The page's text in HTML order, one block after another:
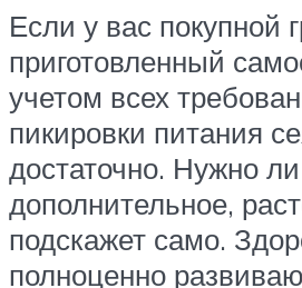
Если у вас покупной
приготовленный
учетом всех
пикировки питания
достаточно. Нужно ли
дополнительное,
подскажет само.
полноценно